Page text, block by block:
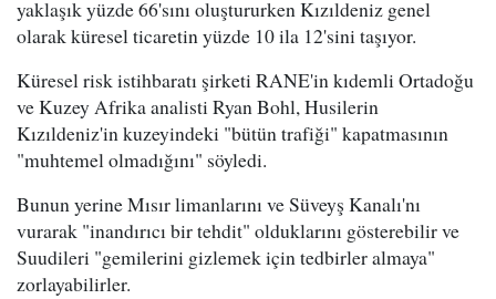
yaklaşık yüzde 66'sını oluştururken Kızıldeniz genel
olarak küresel ticaretin yüzde 10 ila 12'sini taşıyor.
Küresel risk istihbaratı şirketi RANE'in kıdemli Ortadoğu
ve Kuzey Afrika analisti Ryan Bohl, Husilerin
Kızıldeniz'in kuzeyindeki "bütün trafiği" kapatmasının
"muhtemel olmadığını" söyledi.
Bunun yerine Mısır limanlarını ve Süveyş Kanalı'nı
vurarak "inandırıcı bir tehdit" olduklarını gösterebilir ve
Suudileri "gemilerini gizlemek için tedbirler almaya"
zorlayabilirler.